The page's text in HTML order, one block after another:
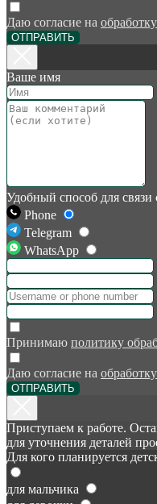
Даю согласие на
ОТПРАВИТЬ
Ваше имя
Удобный способ для связи
Phone
Telegram
WhatsApp
Принимаю политику
Даю согласие на
ОТПРАВИТЬ
Приступаем к работе.
для уточнения деталей
Для кого планируется
для мальчика